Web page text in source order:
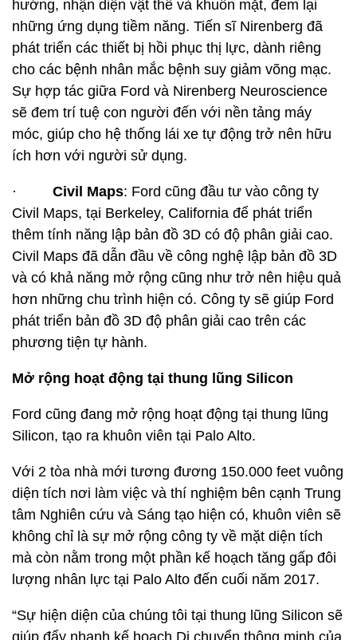
hướng, nhận diện vật thể và khuôn mặt, đem lại
những ứng dụng tiềm năng. Tiến sĩ Nirenberg đã
phát triển các thiết bị hồi phục thị lực, dành riêng
cho các bệnh nhân mắc bệnh suy giảm võng mạc.
Sự hợp tác giữa Ford và Nirenberg Neuroscience
sẽ đem trí tuệ con người đến với nền tảng máy
móc, giúp cho hệ thống lái xe tự động trở nên hữu
ích hơn với người sử dụng.
· Civil Maps: Ford cũng đầu tư vào công ty
Civil Maps, tại Berkeley, California để phát triển
thêm tính năng lập bản đồ 3D có độ phân giải cao.
Civil Maps đã dẫn đầu về công nghệ lập bản đồ 3D
và có khả năng mở rộng cũng như trở nên hiệu quả
hơn những chu trình hiện có. Công ty sẽ giúp Ford
phát triển bản đồ 3D độ phân giải cao trên các
phương tiện tự hành.
Mở rộng hoạt động tại thung lũng Silicon
Ford cũng đang mở rộng hoạt động tại thung lũng
Silicon, tạo ra khuôn viên tại Palo Alto.
Với 2 tòa nhà mới tương đương 150.000 feet vuông
diện tích nơi làm việc và thí nghiệm bên cạnh Trung
tâm Nghiên cứu và Sáng tạo hiện có, khuôn viên sẽ
không chỉ là sự mở rộng công ty về mặt diện tích
mà còn nằm trong một phần kế hoạch tăng gấp đôi
lượng nhân lực tại Palo Alto đến cuối năm 2017.
“Sự hiện diện của chúng tôi tại thung lũng Silicon sẽ
giúp đẩy nhanh kế hoạch Di chuyển thông minh của